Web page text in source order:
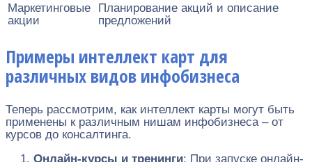
Маркетинговые
акции
Планирование акций и описание
предложений
Примеры интеллект карт для
различных видов инфобизнеса
Теперь рассмотрим, как интеллект карты могут быть
применены к различным нишам инфобизнеса – от
курсов до консалтинга.
Онлайн-курсы и тренинги: При запуске онлайн-